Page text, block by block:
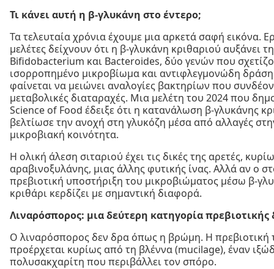
Τι κάνει αυτή η β-γλυκάνη στο έντερο;
Τα τελευταία χρόνια έχουμε μια αρκετά σαφή εικόνα.
μελέτες δείχνουν ότι η β-γλυκάνη κριθαριού αυξάνει
Bifidobacterium και Bacteroides, δύο γενών που
ισορροπημένο μικροβίωμα και αντιφλεγμονώδη
φαίνεται να μειώνει αναλογίες βακτηρίων που
μεταβολικές διαταραχές. Μια μελέτη του 2024 που
Science of Food έδειξε ότι η κατανάλωση β-γλυκάνης
βελτίωσε την ανοχή στη γλυκόζη μέσα από αλλαγές
μικροβιακή κοινότητα.
Η ολική άλεση σιταριού έχει τις δικές της αρετές,
αραβινοξυλάνης, μιας άλλης φυτικής ίνας. Αλλά αν ο
πρεβιοτική υποστήριξη του μικροβιώματος μέσω β-
κριθάρι κερδίζει με σημαντική διαφορά.
Λιναρόσπορος: μια δεύτερη κατηγορία πρεβιοτικής
Ο λιναρόσπορος δεν δρα όπως η βρώμη. Η πρεβιοτική
προέρχεται κυρίως από τη βλέννα (mucilage), έναν
πολυσακχαρίτη που περιβάλλει τον σπόρο.